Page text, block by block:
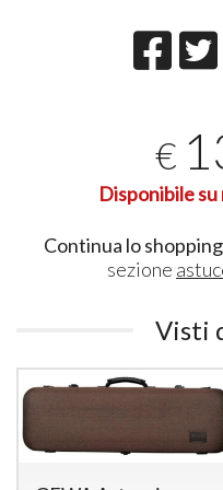
€
Disponibile
Continua lo
sezione
Visti